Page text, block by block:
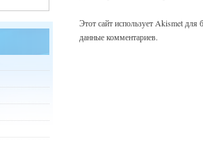
Этот сайт использует Akismet
данные комментариев.